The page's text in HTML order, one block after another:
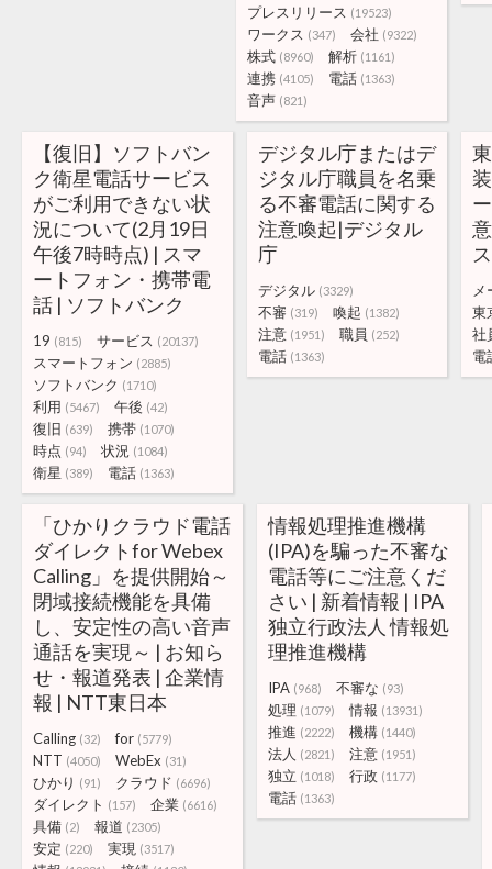
プレスリリース (19523)
ワークス (347) 会社 (9322)
株式 (8960) 解析 (1161)
連携 (4105) 電話 (1363)
音声 (821)
【復旧】ソフトバン
ク衛星電話サービス
がご利用できない状
況について(2月19日
午後7時時点) | スマ
ートフォン・携帯電
話 | ソフトバンク
19 (815) サービス (20137)
スマートフォン (2885)
ソフトバンク (1710)
利用 (5467) 午後 (42)
復旧 (639) 携帯 (1070)
時点 (94) 状況 (1084)
衛星 (389) 電話 (1363)
デジタル庁またはデ
ジタル庁職員を名乗
る不審電話に関する
注意喚起|デジタル
庁
デジタル (3329)
不審 (319) 喚起 (1382)
注意 (1951) 職員 (252)
電話 (1363)
ス
メ
東
社
電
「ひかりクラウド電話
ダイレクトfor Webex
Calling」を提供開始～
閉域接続機能を具備
し、安定性の高い音声
通話を実現～ | お知ら
せ・報道発表 | 企業情
報 | NTT東日本
Calling (32) for (5779)
NTT (4050) WebEx (31)
ひかり (91) クラウド (6696)
ダイレクト (157) 企業 (6616)
具備 (2) 報道 (2305)
安定 (220) 実現 (3517)
情報処理推進機構
(IPA)を騙った不審な
電話等にご注意くだ
さい | 新着情報 | IPA
独立行政法人 情報処
理推進機構
IPA (968) 不審な (93)
処理 (1079) 情報 (13931)
推進 (2222) 機構 (1440)
法人 (2821) 注意 (1951)
独立 (1018) 行政 (1177)
電話 (1363)